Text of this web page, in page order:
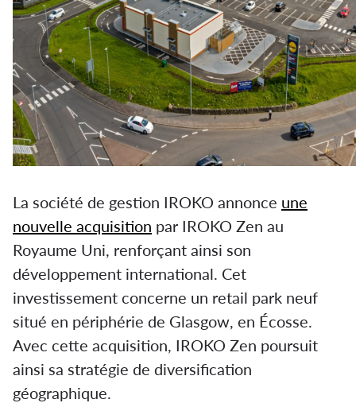
La société de gestion IROKO annonce une
nouvelle acquisition par IROKO Zen au
Royaume Uni, renforçant ainsi son
développement international. Cet
investissement concerne un retail park neuf
situé en périphérie de Glasgow, en Écosse.
Avec cette acquisition, IROKO Zen poursuit
ainsi sa stratégie de diversification
géographique.